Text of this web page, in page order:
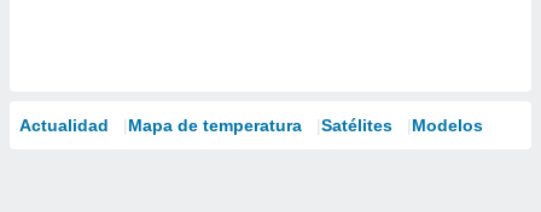
Actualidad Mapa de temperatura Satélites Modelos